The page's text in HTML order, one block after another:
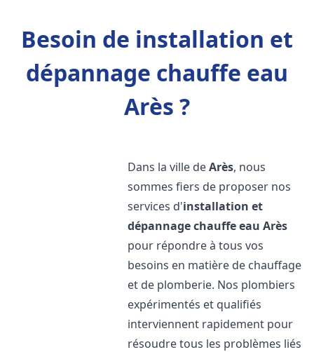
Besoin de installation et
dépannage chauffe eau
Arès ?
Dans la ville deArès, nous
sommes fiers de proposer nos
services d'installation et
dépannage chauffe eau Arès
pour répondre à tous vos
besoins en matière de chauffage
et de plomberie. Nos plombiers
expérimentés et qualifiés
interviennent rapidement pour
résoudre tous les problèmes liés